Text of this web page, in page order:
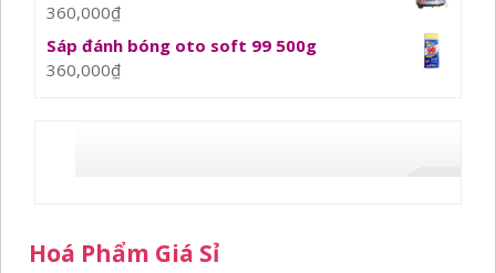
360,000₫
Sáp đánh bóng oto soft 99 500g
360,000₫
Hoá Phẩm Giá Sỉ